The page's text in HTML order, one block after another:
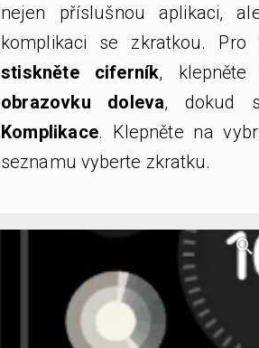
nejen příslušnou aplikaci,
komplikaci se zkratkou. Pro
stiskněte ciferník, klepněte
obrazovku doleva, dokud
Komplikace. Klepněte na
seznamu vyberte zkratku.